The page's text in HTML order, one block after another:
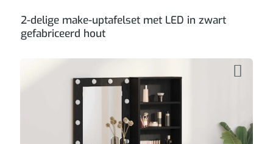
2-delige make-uptafelset met LED in zwart
gefabriceerd hout